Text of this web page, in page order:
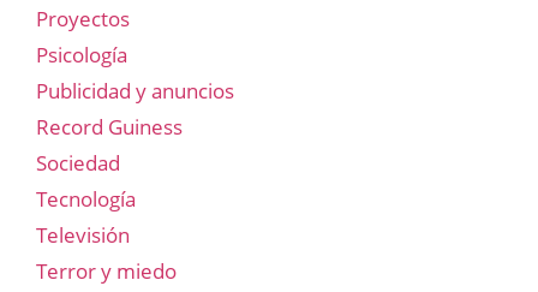
Proyectos
Psicología
Publicidad y anuncios
Record Guiness
Sociedad
Tecnología
Televisión
Terror y miedo